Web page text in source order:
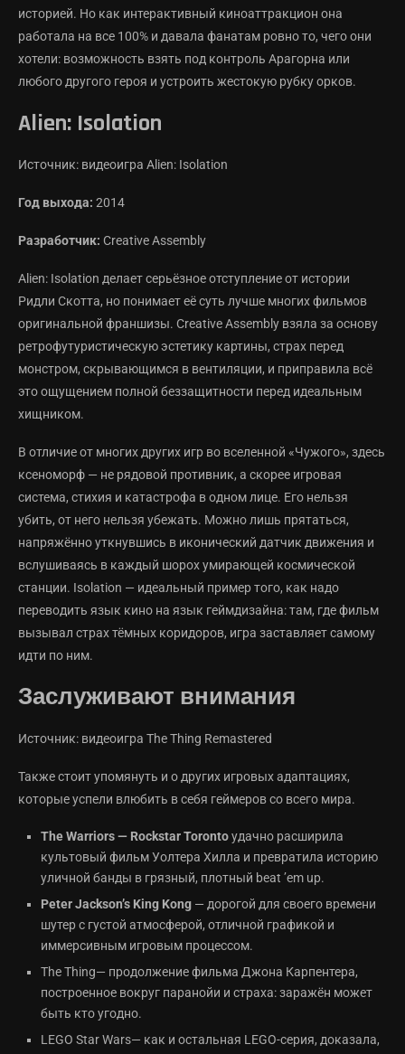
историей. Но как интерактивный киноаттракцион она
работала на все 100% и давала фанатам ровно то, чего они
хотели: возможность взять под контроль Арагорна или
любого другого героя и устроить жестокую рубку орков.
Alien: Isolation
Источник: видеоигра Alien: Isolation
Год выхода: 2014
Разработчик: Creative Assembly
Alien: Isolation делает серьёзное отступление от истории
Ридли Скотта, но понимает её суть лучше многих фильмов
оригинальной франшизы. Creative Assembly взяла за основу
ретрофутуристическую эстетику картины, страх перед
монстром, скрывающимся в вентиляции, и приправила всё
это ощущением полной беззащитности перед идеальным
хищником.
В отличие от многих других игр во вселенной «Чужого», здесь
ксеноморф — не рядовой противник, а скорее игровая
система, стихия и катастрофа в одном лице. Его нельзя
убить, от него нельзя убежать. Можно лишь прятаться,
напряжённо уткнувшись в иконический датчик движения и
вслушиваясь в каждый шорох умирающей космической
станции. Isolation — идеальный пример того, как надо
переводить язык кино на язык геймдизайна: там, где фильм
вызывал страх тёмных коридоров, игра заставляет самому
идти по ним.
Заслуживают внимания
Источник: видеоигра The Thing Remastered
Также стоит упомянуть и о других игровых адаптациях,
которые успели влюбить в себя геймеров со всего мира.
The Warriors — Rockstar Torontoудачно расширила
культовый фильм Уолтера Хилла и превратила историю
уличной банды в грязный, плотный beat ’em up.
Peter Jackson’s King Kong — дорогой для своего времени
шутер с густой атмосферой, отличной графикой и
иммерсивным игровым процессом.
The Thing— продолжение фильма Джона Карпентера,
построенное вокруг паранойи и страха: заражён может
быть кто угодно.
LEGO Star Wars— как и остальная LEGO-серия, доказала,